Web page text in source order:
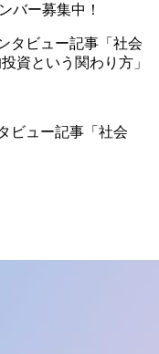
バー募集中！
ビュー記事「社会